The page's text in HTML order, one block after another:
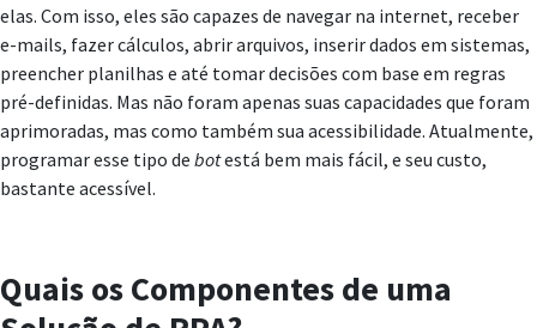
elas. Com isso, eles são capazes de navegar na internet, receber
e-mails, fazer cálculos, abrir arquivos, inserir dados em sistemas,
preencher planilhas e até tomar decisões com base em regras
pré-definidas. Mas não foram apenas suas capacidades que foram
aprimoradas, mas como também sua acessibilidade. Atualmente,
programar esse tipo de botestá bem mais fácil, e seu custo,
bastante acessível.
Quais os Componentes de uma